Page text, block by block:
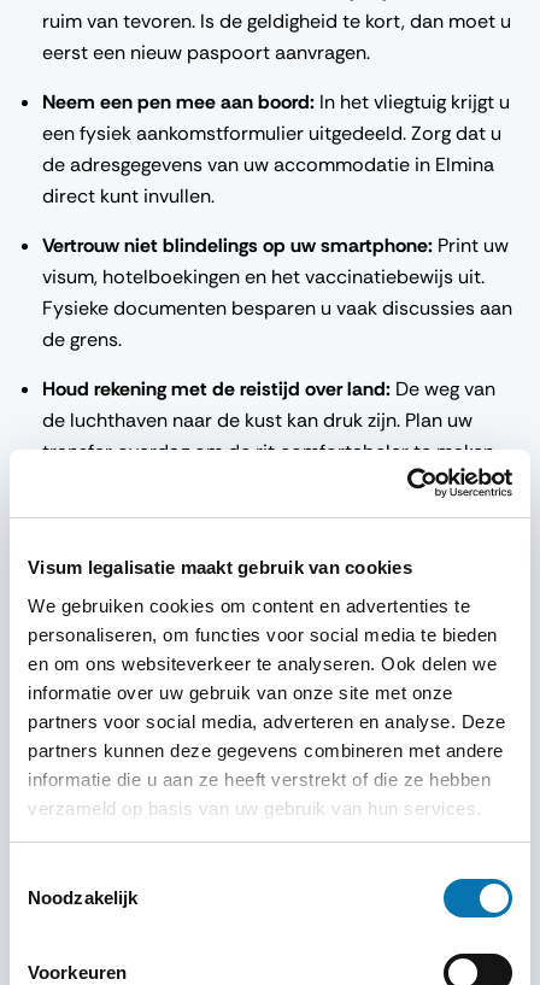
Visum legalisatie maakt gebruik van cookies
We gebruiken cookies om content en advertenties te
personaliseren, om functies voor social media te bieden
en om ons websiteverkeer te analyseren. Ook delen we
informatie over uw gebruik van onze site met onze
partners voor social media, adverteren en analyse. Deze
partners kunnen deze gegevens combineren met andere
informatie die u aan ze heeft verstrekt of die ze hebben
verzameld op basis van uw gebruik van hun services.
Noodzakelijk
Voorkeuren
ruim van tevoren. Is de geldigheid te kort, dan moet u
eerst een nieuw paspoort aanvragen.
Neem een pen mee aan boord: In het vliegtuig krijgt u
een fysiek aankomstformulier uitgedeeld. Zorg dat u
de adresgegevens van uw accommodatie in Elmina
direct kunt invullen.
Vertrouw niet blindelings op uw smartphone: Print uw
visum, hotelboekingen en het vaccinatiebewijs uit.
Fysieke documenten besparen u vaak discussies aan
de grens.
Houd rekening met de reistijd over land: De weg van
de luchthaven naar de kust kan druk zijn. Plan uw
transfer overdag om de rit comfortabeler te maken.
Uw visum en verblijf in Elmina
Elmina biedt een rustigere en meer historische sfeer dan
lokale kennis op het gebied van transport en verblijf.
internationale reizigers kiezen voor de resorts langs